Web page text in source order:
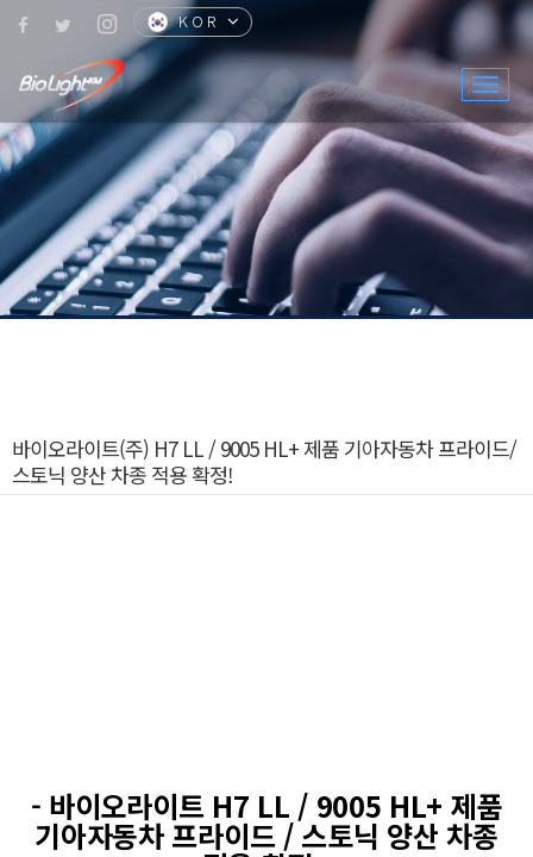
KOR
ENG
CHN
JPN
바이오라이트(주) H7 LL / 9005 HL+ 제품 기아자동차 프라이드/
스토닉 양산 차종 적용 확정!
- 바이오라이트 H7 LL / 9005 HL+ 제품
기아자동차 프라이드 / 스토닉 양산 차종